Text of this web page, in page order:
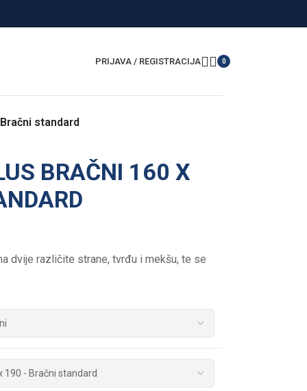
PRIJAVA / REGISTRACIJA 0
standard
BRAČNI 160 X
dvije različite strane, tvrđu i mekšu, te se